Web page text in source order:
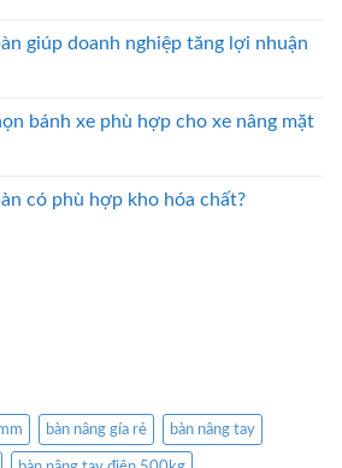
giúp doanh nghiệp tăng lợi nhuận
bánh xe phù hợp cho xe nâng mặt
có phù hợp kho hóa chất?
bàn nâng gía rẻ bàn nâng tay